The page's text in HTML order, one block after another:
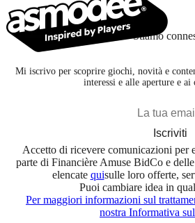
Stiamo
Mi iscrivo per scoprire giochi, novità e
interessi e alle aperture e
Iscriviti
Accetto di ricevere comunicazioni per
parte di Financière Amuse BidCo e
elencate quisulle loro offerte,
Puoi cambiare idea in
Per maggiori informazioni sul
nostra Informativa